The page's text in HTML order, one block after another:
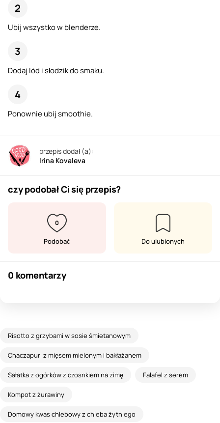
Ubij wszystko w blenderze.
Dodaj lód i słodzik do smaku.
Ponownie ubij smoothie.
przepis dodał (a):
Irina Kovaleva
czy podobał Ci się przepis?
0
Podobać Do ulubionych
0 komentarzy
Risotto z grzybami w sosie śmietanowym
Chaczapuri z mięsem mielonym i bakłażanem
Sałatka z ogórków z czosnkiem na zimę Falafel z serem
Kompot z żurawiny
Domowy kwas chlebowy z chleba żytniego